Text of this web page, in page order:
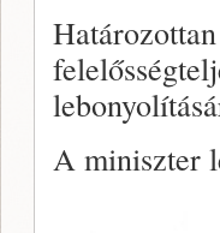
A miniszter